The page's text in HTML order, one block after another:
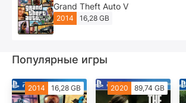
Grand Theft Auto V
2014 16,28 GB
Популярные игры
2014 16,28 GB 2020 89,74 GB